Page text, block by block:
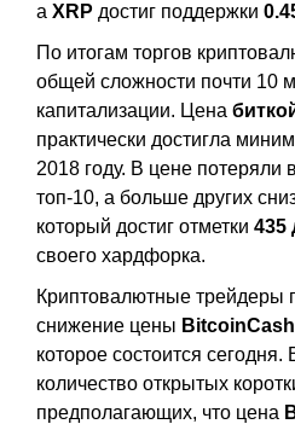
а XRP достиг поддержки
По итогам торгов
общей сложности почти 10
капитализации. Цена
практически достигла
2018 году. В цене потеряли
топ-10, а больше других
который достиг отметки 435
своего хардфорка.
Криптовалютные трейдеры
снижение цены BitcoinCash
которое состоится
количество открытых
предполагающих, что цена